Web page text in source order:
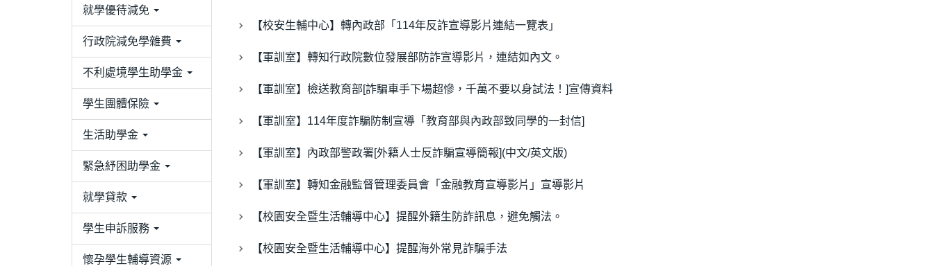
就學優待減免
行政院減免學雜費
不利處境學生助學金
學生團體保險
生活助學金
緊急紓困助學金
就學貸款
學生申訴服務
懷孕學生輔導資源
【校安生輔中心】轉內政部「114年反詐宣導影片連結一覽表」
【軍訓室】轉知行政院數位發展部防詐宣導影片，連結如內文。
【軍訓室】檢送教育部[詐騙車手下場超慘，千萬不要以身試法！]宣傳資料
【軍訓室】114年度詐騙防制宣導「教育部與內政部致同學的一封信]
【軍訓室】內政部警政署[外籍人士反詐騙宣導簡報](中文/英文版)
【軍訓室】轉知金融監督管理委員會「金融教育宣導影片」宣導影片
【校園安全暨生活輔導中心】提醒外籍生防詐訊息，避免觸法。
【校園安全暨生活輔導中心】提醒海外常見詐騙手法